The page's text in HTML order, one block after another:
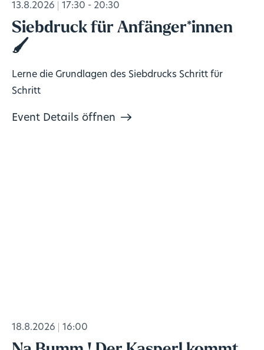
13.8.2026 17:30 - 20:30
Siebdruck für Anfänger*innen
🖌️
Lerne die Grundlagen des Siebdrucks Schritt für
Schritt
Event Details öffnen
18.8.2026 16:00